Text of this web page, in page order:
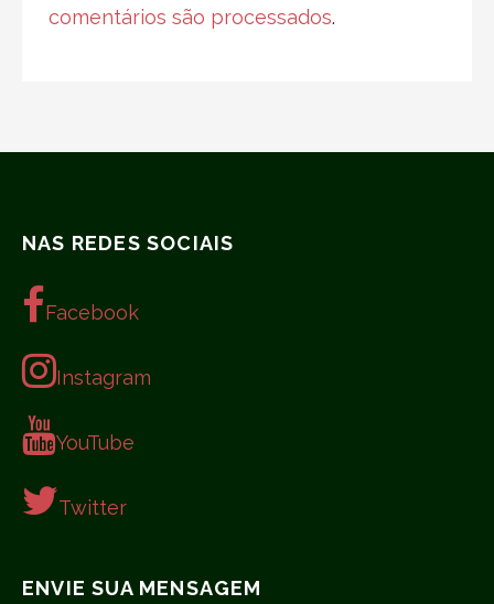
comentários são processados.
NAS REDES SOCIAIS
Facebook
Instagram
YouTube
Twitter
ENVIE SUA MENSAGEM